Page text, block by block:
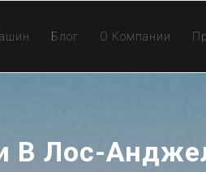
Блог О Компании
В Лос-